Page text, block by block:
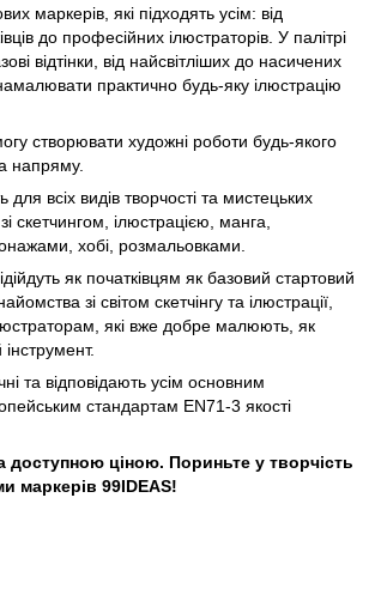
маркерів, які підходять усім: від
до професійних ілюстраторів. У палітрі
відтінки, від найсвітліших до насичених
практично будь-яку ілюстрацію
створювати художні роботи будь-якого
напряму.
для всіх видів творчості та мистецьких
скетчингом, ілюстрацією, манга,
хобі, розмальовками.
як початківцям як базовий стартовий
зі світом скетчінгу та ілюстрації,
які вже добре малюють, як
та відповідають усім основним
стандартам EN71-3 якості
доступною ціною. Пориньте у творчість
маркерів 99IDEAS!